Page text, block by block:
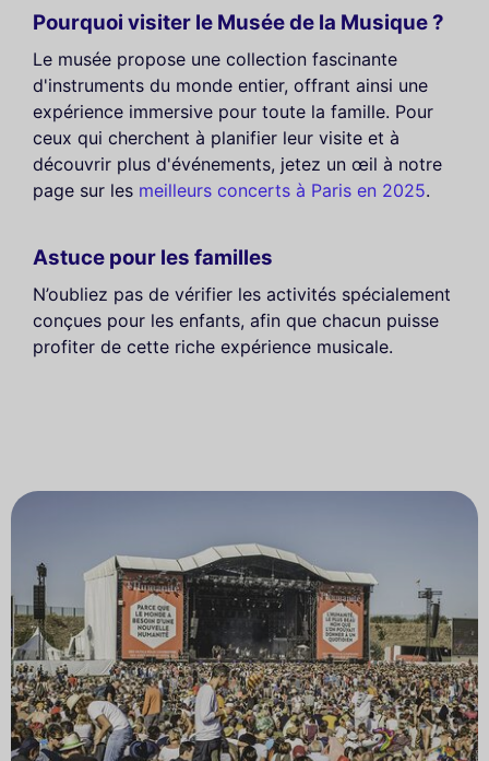
Pourquoi visiter le Musée de la Musique ?
Le musée propose une collection fascinante
d'instruments du monde entier, offrant ainsi une
expérience immersive pour toute la famille. Pour
ceux qui cherchent à planifier leur visite et à
découvrir plus d'événements, jetez un œil à notre
page sur les meilleurs concerts à Paris en 2025.
Astuce pour les familles
N’oubliez pas de vérifier les activités spécialement
conçues pour les enfants, afin que chacun puisse
profiter de cette riche expérience musicale.